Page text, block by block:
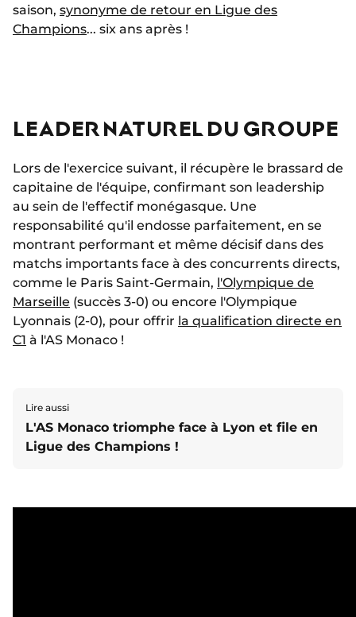
saison, synonyme de retour en Ligue des
Champions... six ans après !
LEADER NATUREL DU GROUPE
Lors de l'exercice suivant, il récupère le brassard de
capitaine de l'équipe, confirmant son leadership
au sein de l'effectif monégasque. Une
responsabilité qu'il endosse parfaitement, en se
montrant performant et même décisif dans des
matchs importants face à des concurrents directs,
comme le Paris Saint-Germain, l'Olympique de
Marseille (succès 3-0) ou encore l'Olympique
Lyonnais (2-0), pour offrir la qualification directe en
C1 à l'AS Monaco !
Lire aussi
L'AS Monaco triomphe face à Lyon et file en
Ligue des Champions !